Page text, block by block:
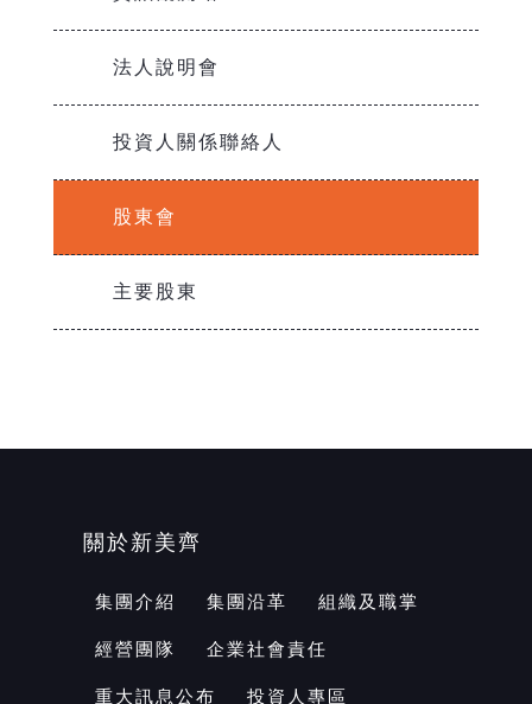
法人說明會
投資人關係聯絡人
股東會
主要股東
關於新美齊
集團介紹 集團沿革
組織及職掌
經營團隊
企業社會責任
重大訊息公布
投資人專區